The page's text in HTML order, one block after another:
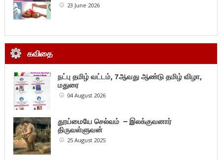
23 June 2026
கவிதை
நட்பு தமிழ் வட்டம், 7ஆவது ஆண்டு தமிழ் விழா,
மதுரை
04 August 2026
தூய்மையே செல்வம் – இலக்குவனார்
திருவள்ளுவன்
25 August 2025